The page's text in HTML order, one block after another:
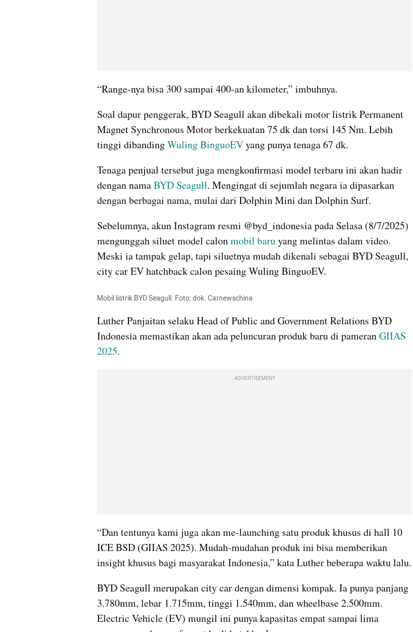
“Range-nya bisa 300 sampai 400-an kilometer,” imbuhnya.
Soal dapur penggerak, BYD Seagull akan dibekali motor listrik Permanent
Magnet Synchronous Motor berkekuatan 75 dk dan torsi 145 Nm. Lebih
tinggi dibanding Wuling BinguoEV yang punya tenaga 67 dk.
Tenaga penjual tersebut juga mengkonfirmasi model terbaru ini akan hadir
dengan nama BYD Seagull. Mengingat di sejumlah negara ia dipasarkan
dengan berbagai nama, mulai dari Dolphin Mini dan Dolphin Surf.
Sebelumnya, akun Instagram resmi @byd_indonesia pada Selasa (8/7/2025)
mengunggah siluet model calon mobil baru yang melintas dalam video.
Meski ia tampak gelap, tapi siluetnya mudah dikenali sebagai BYD Seagull,
city car EV hatchback calon pesaing Wuling BinguoEV.
Mobil listrik BYD Seagull. Foto: dok. Carnewschina
Luther Panjaitan selaku Head of Public and Government Relations BYD
Indonesia memastikan akan ada peluncuran produk baru di pameran GIIAS
2025.
ADVERTISEMENT
“Dan tentunya kami juga akan me-launching satu produk khusus di hall 10
ICE BSD (GIIAS 2025). Mudah-mudahan produk ini bisa memberikan
insight khusus bagi masyarakat Indonesia,” kata Luther beberapa waktu lalu.
BYD Seagull merupakan city car dengan dimensi kompak. Ia punya panjang
3.780mm, lebar 1.715mm, tinggi 1.540mm, dan wheelbase 2.500mm.
Electric Vehicle (EV) mungil ini punya kapasitas empat sampai lima